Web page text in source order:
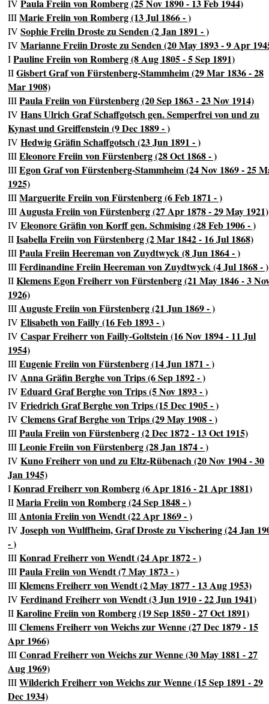
IVPaula Freiin von Romberg (25 Nov 1890 - 13 Feb 1944)
IIIMarie Freiin von Romberg (13 Jul 1866 - )
IVSophie Freiin Droste zu Senden (2 Jan 1891 - )
IVMarianne Freiin Droste zu Senden (20 May 1893 - 9 Apr
IPauline Freiin von Romberg (8 Aug 1805 - 5 Sep 1891)
IIGisbert Graf von Fürstenberg-Stammheim (29 Mar 1836 - 28
Mar 1908)
IIIPaula Freiin von Fürstenberg (20 Sep 1863 - 23 Nov 1914)
IVHans Ulrich Graf Schaffgotsch gen. Semperfrei von und zu
Kynast und Greiffenstein (9 Dec 1889 - )
IVHedwig Gräfin Schaffgotsch (23 Jun 1891 - )
IIIEleonore Freiin von Fürstenberg (28 Oct 1868 - )
IIIEgon Graf von Fürstenberg-Stammheim (24 Nov 1869 - 25
1925)
IIIMarguerite Freiin von Fürstenberg (6 Feb 1871 - )
IIIAugusta Freiin von Fürstenberg (27 Apr 1878 - 29 May 1921)
IVEleonore Gräfin von Korff gen. Schmising (28 Feb 1906 - )
IIIsabella Freiin von Fürstenberg (2 Mar 1842 - 16 Jul 1868)
IIIPaula Freiin Heereman von Zuydtwyck (8 Jun 1864 - )
IIIFerdinandine Freiin Heereman von Zuydtwyck (4 Jul 1868 - )
IIKlemens Egon Freiherr von Fürstenberg (21 May 1846 - 3
1926)
IIIAuguste Freiin von Fürstenberg (21 Jun 1869 - )
IVElisabeth von Failly (16 Feb 1893 - )
IVCaspar Freiherr von Failly-Goltstein (16 Nov 1894 - 11 Jul
1954)
IIIEugenie Freiin von Fürstenberg (14 Jun 1871 - )
IVAnna Gräfin Berghe von Trips (6 Sep 1892 - )
IVEduard Graf Berghe von Trips (5 Nov 1893 - )
IVFriedrich Graf Berghe von Trips (15 Dec 1905 - )
IVClemens Graf Berghe von Trips (29 May 1908 - )
IIIPaula Freiin von Fürstenberg (2 Dec 1872 - 13 Oct 1915)
IIILeonie Freiin von Fürstenberg (28 Jan 1874 - )
IVKuno Freiherr von und zu Eltz-Rübenach (20 Nov 1904 - 30
Jan 1945)
IKonrad Freiherr von Romberg (6 Apr 1816 - 21 Apr 1881)
IIMaria Freiin von Romberg (24 Sep 1848 - )
IIIAntonia Freiin von Wendt (22 Apr 1869 - )
IVJoseph von Wulffheim, Graf Droste zu Vischering (24 Jan
- )
IIIKonrad Freiherr von Wendt (24 Apr 1872 - )
IIIPaula Freiin von Wendt (7 May 1873 - )
IIIKlemens Freiherr von Wendt (2 May 1877 - 13 Aug 1953)
IVFerdinand Freiherr von Wendt (3 Jun 1910 - 22 Jun 1941)
IIKaroline Freiin von Romberg (19 Sep 1850 - 27 Oct 1891)
IIIClemens Freiherr von Weichs zur Wenne (27 Dec 1879 - 15
Apr 1966)
IIIConrad Freiherr von Weichs zur Wenne (30 May 1881 - 27
Aug 1969)
IIIWilderich Freiherr von Weichs zur Wenne (15 Sep 1891 - 29
Dec 1934)